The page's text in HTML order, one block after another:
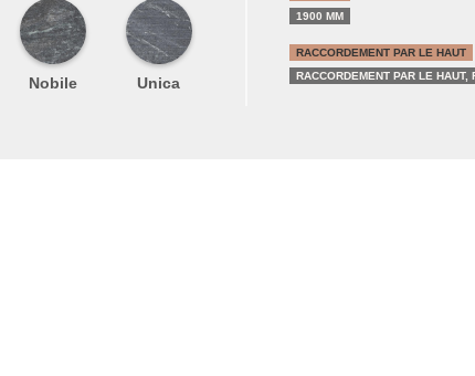
Nobile Unica
1900 MM
RACCORDEMENT PAR LE HAUT
RACCORDEMENT PAR LE HAUT,